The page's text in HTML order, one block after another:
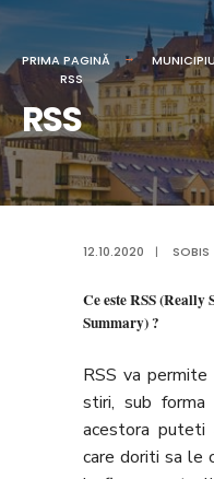
PRIMA PAGINĂ
RSS
RSS
12.10.2020 | SOBIS
Ce este RSS
Summary) ?
RSS va
stiri, sub forma
acestora puteti
care doriti sa le